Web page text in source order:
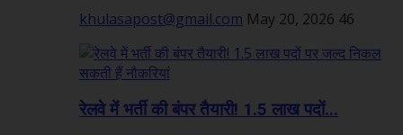
khulasapost@gmail.com May 20, 2026 46
रेलवे में भर्ती की बंपर तैयारी! 1.5 लाख पदों...